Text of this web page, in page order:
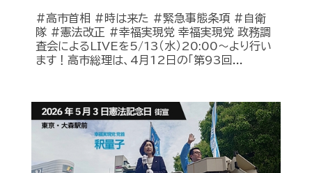
#高市首相 #時は来た #緊急事態条項 #自衛
隊 #憲法改正 #幸福実現党 幸福実現党 政務調
査会によるLIVEを5/13（水）20:00〜より行い
ます！高市総理は、4月12日の「第93回...